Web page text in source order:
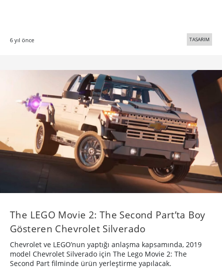
6 yıl önce TASARIM
The LEGO Movie 2: The Second Part’ta Boy
Gösteren Chevrolet Silverado
Chevrolet ve LEGO’nun yaptığı anlaşma kapsamında, 2019
model Chevrolet Silverado için The Lego Movie 2: The
Second Part filminde ürün yerleştirme yapılacak.